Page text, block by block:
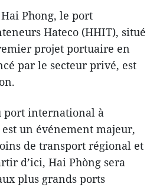
Phong, le port
Hateco (HHIT), situé
projet portuaire en
par le secteur privé, est
port international à
un événement majeur,
de transport régional et
d’ici, Hai Phòng sera
plus grands ports